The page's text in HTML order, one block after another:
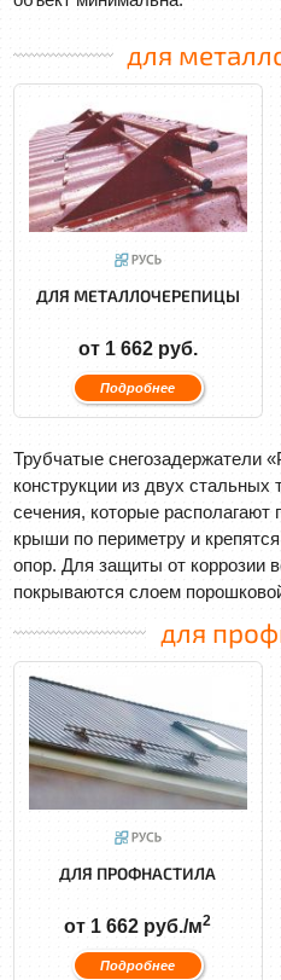
для
ДЛЯ МЕТАЛЛОЧЕРЕПИЦЫ
от 1 662 руб.
Подробнее
Трубчатые снегозадержатели
конструкции из двух стальных
сечения, которые располагают
крыши по периметру и
опор. Для защиты от коррозии
покрываются слоем
для
ДЛЯ ПРОФНАСТИЛА
от 1 662 руб./м2
Подробнее